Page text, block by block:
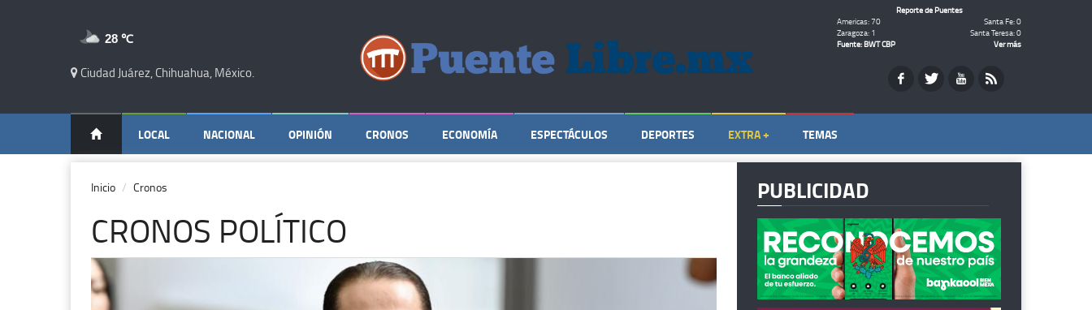
28 ℃
Ciudad Juárez, Chihuahua, México.
Reporte de Puentes
Americas: 70
Santa Fe: 0
Zaragoza: 1
Santa Teresa: 0
Fuente: BWT CBP
Ver más
LOCAL NACIONAL OPINIÓN CRONOS ECONOMÍA ESPECTÁCULOS DEPORTES EXTRA + TEMAS
Inicio Cronos
CRONOS POLÍTICO
PUBLICIDAD